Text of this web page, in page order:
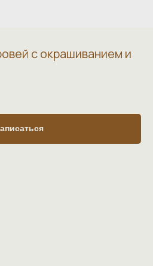
с окрашиванием и